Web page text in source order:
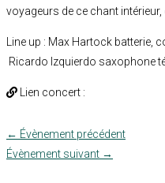
voyageurs de ce chant
Line up : Max Hartock
Ricardo Izquierdo saxophone
Lien concert :
← Évènement précédent
Évènement suivant →